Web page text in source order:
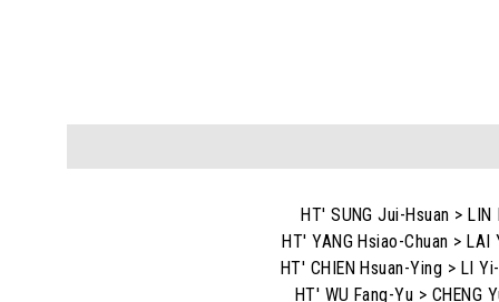
HT' SUNG Jui-Hsuan > LIN
HT' YANG Hsiao-Chuan > LAI
HT' CHIEN Hsuan-Ying > LI
HT' WU Fang-Yu > CHENG